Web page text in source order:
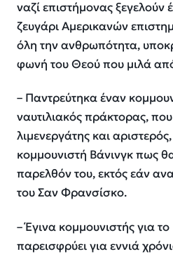
ναζί επιστήμονας ξεγελούν
ζευγάρι Αμερικανών
όλη την ανθρωπότητα,
φωνή του Θεού που μιλά
– Παντρεύτηκα έναν
ναυτιλιακός πράκτορας,
λιμενεργάτης και
κομμουνιστή Βάνινγκ πως
παρελθόν του, εκτός εάν
του Σαν Φρανσίσκο.
– Έγινα κομμουνιστής για
παρεισφρύει για εννιά